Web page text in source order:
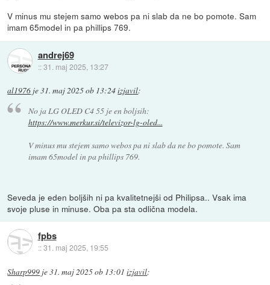
V minus mu stejem samo webos pa ni slab da ne bo pomote. Sam
imam 65model in pa phillips 769.
andrej69
::31. maj 2025, 13:27
al1976 je31. maj 2025 ob 13:24izjavil:
No ja LG OLED C4 55 je en boljsih:
https://www.merkur.si/televizor-lg-oled...
V minus mu stejem samo webos pa ni slab da ne bo pomote. Sam
imam 65model in pa phillips 769.
Seveda je eden boljših ni pa kvalitetnejši od Philipsa.. Vsak ima
svoje pluse in minuse. Oba pa sta odlična modela.
fpbs
::31. maj 2025, 19:55
Sharp999 je31. maj 2025 ob 13:01 izjavil: